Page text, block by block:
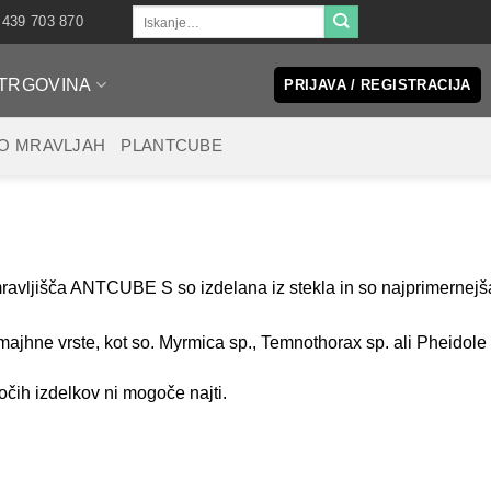
703 870
PRIJAVA / REGISTRACIJA
MRAVLJAH PLANTCUBE
ANTCUBE S so izdelana iz stekla in so
vrste, kot so. Myrmica sp., Temnothorax sp. ali Pheidole
izdelkov ni mogoče najti.